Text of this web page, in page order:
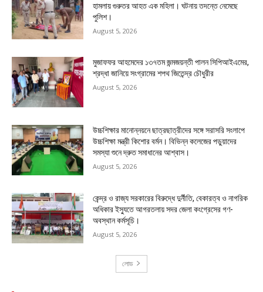
হামলায় গুরুতর আহত এক মহিলা। ঘটনায় তদন্তে নেমেছে
পুলিশ।
August 5, 2026
মুজাফফর আহমেদের ১৩৭তম জন্মজয়ন্তী পালন সিপিআইএমের,
শ্রদ্ধা জানিয়ে সংগ্রামের শপথ জিতেন্দ্র চৌধুরীর
August 5, 2026
উচ্চশিক্ষার মানোন্নয়নে ছাত্রছাত্রীদের সঙ্গে সরাসরি সংলাপে
উচ্চশিক্ষা মন্ত্রী কিশোর বর্মন। বিভিন্ন কলেজের পড়ুয়াদের
সমস্যা শুনে দ্রুত সমাধানের আশ্বাস।
August 5, 2026
কেন্দ্র ও রাজ্য সরকারের বিরুদ্ধে দুর্নীতি, বেকারত্ব ও নাগরিক
অধিকার ইস্যুতে আগরতলায় সদর জেলা কংগ্রেসের গণ-
অবস্থান কর্মসূচি।
August 5, 2026
লোড